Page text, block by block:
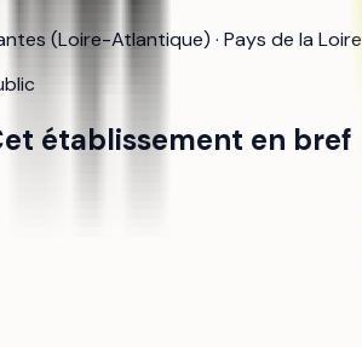
(Loire-Atlantique) · Pays de la Loire
établissement en bref